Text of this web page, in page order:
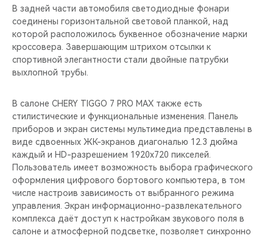
В задней части автомобиля светодиодные фонари
соединены горизонтальной световой планкой, над
которой расположилось буквенное обозначение марки
кроссовера. Завершающим штрихом отсылки к
спортивной элегантности стали двойные патрубки
выхлопной трубы.
В салоне CHERY TIGGO 7 PRO MAX также есть
стилистические и функциональные изменения. Панель
приборов и экран системы мультимедиа представлены в
виде сдвоенных ЖК-экранов диагональю 12.3 дюйма
каждый и HD-разрешением 1920х720 пикселей.
Пользователь имеет возможность выбора графического
оформления цифрового бортового компьютера, в том
числе настроив зависимость от выбранного режима
управления. Экран информационно-развлекательного
комплекса даёт доступ к настройкам звукового поля в
салоне и атмосферной подсветке, позволяет синхронно